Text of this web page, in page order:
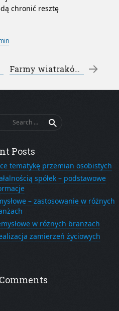
chronić resztę
Farmy wiatraków jako sposób pozyskiwania energii
Search
for:
Posts
tematykę przemian osobistych
spółek – podstawowe
– zastosowanie w różnych
w różnych branżach
zamierzeń życiowych